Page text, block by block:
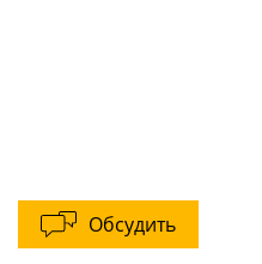
Обсудить